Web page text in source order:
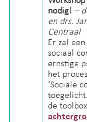
nodig! –
en drs.
Centraal
Er zal
sociaal
ernstige
het
‘Sociale
de